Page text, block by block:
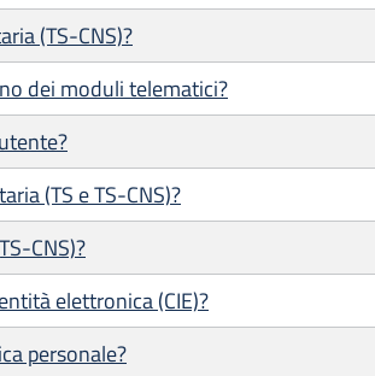
(TS-CNS)?
dei moduli telematici?
(TS e TS-CNS)?
CNS)?
elettronica (CIE)?
personale?